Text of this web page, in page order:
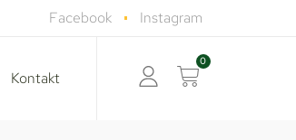
Facebook Instagram
Kontakt